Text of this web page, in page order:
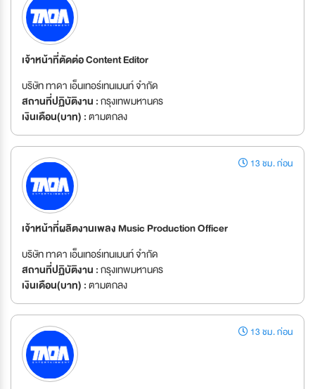
เจ้าหน้าที่ตัดต่อ Content Editor
บริษัท ทาดา เอ็นเทอร์เทนเมนท์ จำกัด
สถานที่ปฏิบัติงาน :กรุงเทพมหานคร
เงินเดือน(บาท) :ตามตกลง
13 ชม. ก่อน
เจ้าหน้าที่ผลิตงานเพลง Music Production Officer
บริษัท ทาดา เอ็นเทอร์เทนเมนท์ จำกัด
สถานที่ปฏิบัติงาน :กรุงเทพมหานคร
เงินเดือน(บาท) :ตามตกลง
13 ชม. ก่อน